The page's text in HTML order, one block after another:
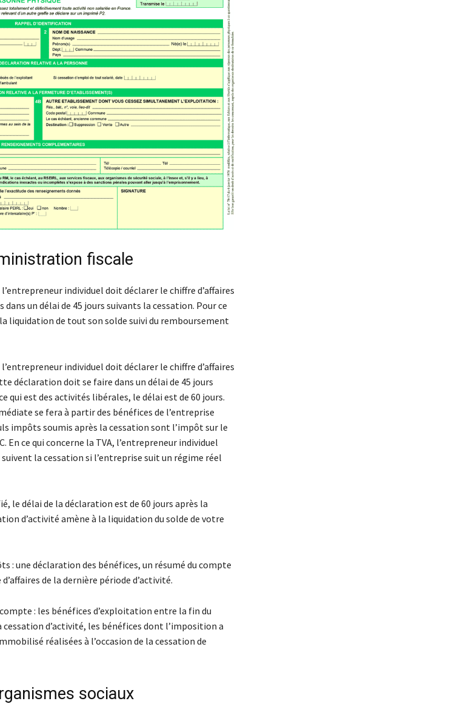
fiscale
individuel doit déclarer le chiffre d’affaires
un délai de 45 jours suivants la cessation. Pour ce
liquidation de tout son solde suivi du remboursement
individuel doit déclarer le chiffre d’affaires
déclaration doit se faire dans un délai de 45 jours
qui est des activités libérales, le délai est de 60 jours.
se fera à partir des bénéfices de l’entreprise
impôts soumis après la cessation sont l’impôt sur le
En ce qui concerne la TVA, l’entrepreneur individuel
la cessation si l’entreprise suit un régime réel
le délai de la déclaration est de 60 jours après la
d’activité amène à la liquidation du solde de votre
: une déclaration des bénéfices, un résumé du compte
de la dernière période d’activité.
: les bénéfices d’exploitation entre la fin du
d’activité, les bénéfices dont l’imposition a
réalisées à l’occasion de la cessation de
sociaux